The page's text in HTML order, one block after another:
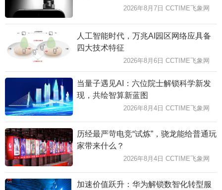
2026年8月7日 CCTIME飞象网
人工智能时代，万兆AI园区网络应具备
四大技术特征
2026年8月6日 CCTIME飞象网
当量子遇见AI：六位院士解锁科学新发
现，共绘智算新蓝图
2026年8月4日 CCTIME飞象网
历经最严苛电竞“试炼”，骁龙能给普通玩
家带来什么？
2026年8月4日 CCTIME飞象网
加速价值跃升：华为解锁数智化转型服